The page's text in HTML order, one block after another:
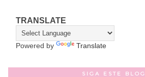
TRANSLATE
Powered by Translate
SIGA ESTE BLOG